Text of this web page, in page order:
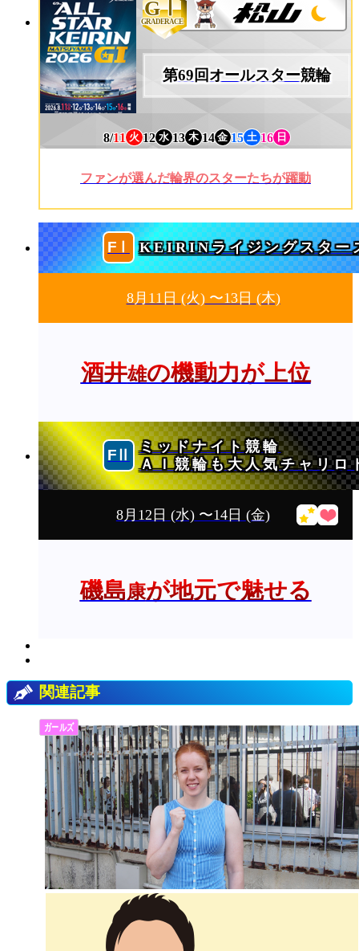
GⅠ
GRADERACE
第69回オールスター競輪
8/11 火 12 水 13 木 14 金 15 土 16 日
ファンが選んだ輪界のスターたちが躍動
KEIRINライジングスター
8月11日 (火)〜13日 (木)
酒井雄の機動力が上位
ミッドナイト競輪
ＡＩ競輪も大人気チャリロ
8月12日 (水)〜14日 (金)
磯島康が地元で魅せる
関連記事